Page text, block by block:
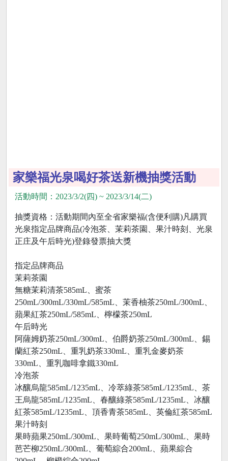
家樂福光泉喝好茶送新機抽獎活動
活動時間：2023/3/2(四) ~ 2023/3/14(二)
抽獎資格：活動期間內至全省家樂福(含便利購)凡購買
光泉指定品牌商品(冷泡茶、茉莉茶園、果汁時刻、光泉
正庄及午后時光)登錄發票抽大獎
指定品牌商品
茉莉茶園
無糖茉莉清茶585mL、蜜茶
250mL/300mL/330mL/585mL、茉香柚茶250mL/300mL、
蘋果紅茶250mL/585mL、檸檬茶250mL
午后時光
阿薩姆奶茶250mL/300mL、伯爵奶茶250mL/300mL、錫
蘭紅茶250mL、重乳奶茶330mL、重乳金麥奶茶
330mL、重乳咖啡拿鐵330mL
冷泡茶
冰釀烏龍585mL/1235mL、冷萃綠茶585mL/1235mL、茶
王烏龍585mL/1235mL、春釀綠茶585mL/1235mL、冰釀
紅茶585mL/1235mL、頂香青茶585mL、英倫紅茶585mL
果汁時刻
果時蘋果250mL/300mL、果時葡萄250mL/300mL、果時
芭芒柳250mL/300mL、葡萄綜合200mL、蘋果綜合